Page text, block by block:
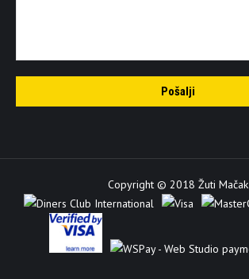
Copyright © 2018 Žuti Mačak